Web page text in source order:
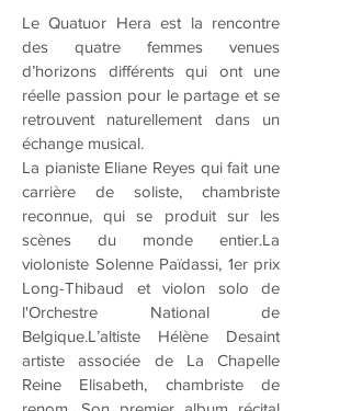
Le Quatuor Hera est la rencontre
des quatre femmes venues
d’horizons différents qui ont une
réelle passion pour le partage et se
retrouvent naturellement dans un
échange musical.
La pianiste Eliane Reyes qui fait une
carrière de soliste, chambriste
reconnue, qui se produit sur les
scènes du monde entier.La
violoniste Solenne Païdassi, 1er prix
Long-Thibaud et violon solo de
l'Orchestre National de
Belgique.L’altiste Hélène Desaint
artiste associée de La Chapelle
Reine Elisabeth, chambriste de